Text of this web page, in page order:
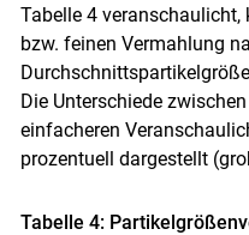
Tabelle 4
bzw. feinen Vermahlung
Die Unterschiede
einfacheren
prozentuell dargestellt
Tabelle 4: